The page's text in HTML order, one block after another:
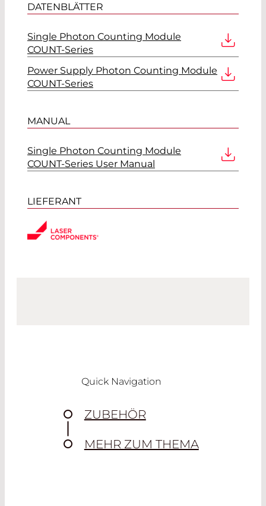
DATENBLÄTTER
Single Photon Counting Module
COUNT-Series
Power Supply Photon Counting Module
COUNT-Series
MANUAL
Single Photon Counting Module
COUNT-Series User Manual
LIEFERANT
Quick Navigation
ZUBEHÖR
MEHR ZUM THEMA